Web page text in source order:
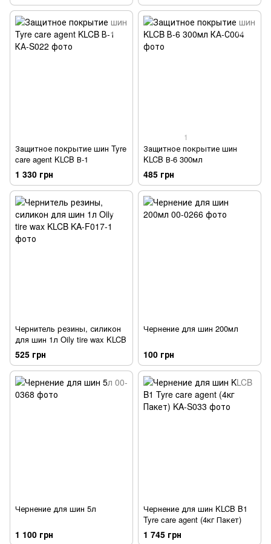
Защитное покрытие шин Tyre
care agent KLCB В-1
1 330 грн
1
Защитное покрытие шин
KLCB В-6 300мл
485 грн
Чернитель резины, силикон
для шин 1л Oily tire wax KLCB
525 грн
Чернение для шин 200мл
100 грн
Чернение для шин 5л
1 100 грн
Чернение для шин KLCB B1
Tyre care agent (4кг Пакет)
1 745 грн